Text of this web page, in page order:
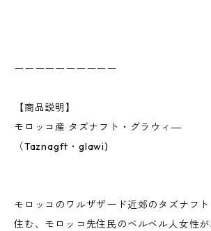
ーーーーーーーーーー
【商品説明】
モロッコ産 タズナフト・グラウィ―
（Taznagft・glawi)
モロッコのワルザザード近郊のタズナフ
住む、モロッコ先住民のベルベル人女性